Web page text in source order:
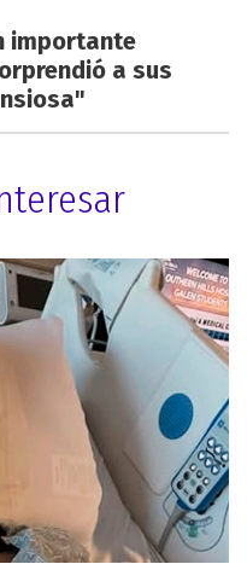
importante
a sus